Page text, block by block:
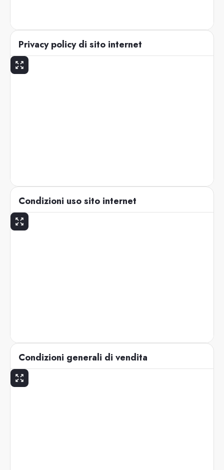
Privacy policy di sito internet
Condizioni uso sito internet
Condizioni generali di vendita